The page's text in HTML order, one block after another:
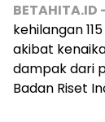
BETAHITA.ID
kehilangan
akibat
dampak dari
Badan Riset